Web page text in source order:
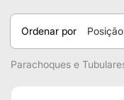
Ordenar por Posição
Parachoques e